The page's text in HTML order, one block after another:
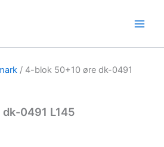
/ 4-blok 50+10 øre dk-0491
0491 L145